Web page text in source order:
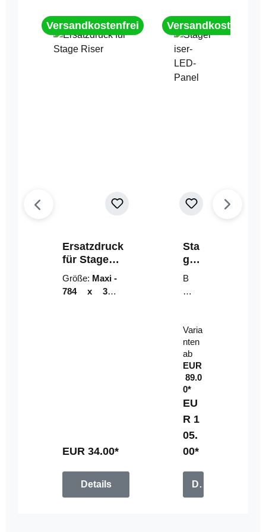
Versandkostenfrei
Ersatzdruck
für Stage
Riser
Größe: Maxi -
784 x 314
EUR 34.00*
Details
Versandkostenfrei
Sta
geri
ser-
LE
D-
el
B
un
mi
t
Fe
rn
be
di
en
u
n
g
Varia
nten
ab
EUR
89.0
0*
EU
R 1
05.
00*
Details